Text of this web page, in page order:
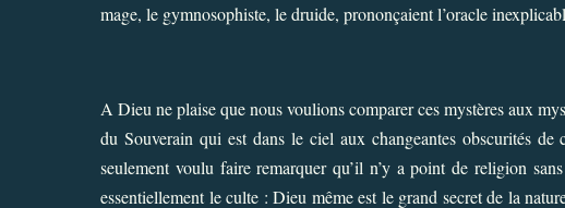
mage, le gymnosophiste, le druide, prononçaient l’oracle
A Dieu ne plaise que nous voulions comparer ces mystères aux
du Souverain qui est dans le ciel aux changeantes obscurités
seulement voulu faire remarquer qu’il n’y a point de religion
essentiellement le culte : Dieu même est le grand secret de la